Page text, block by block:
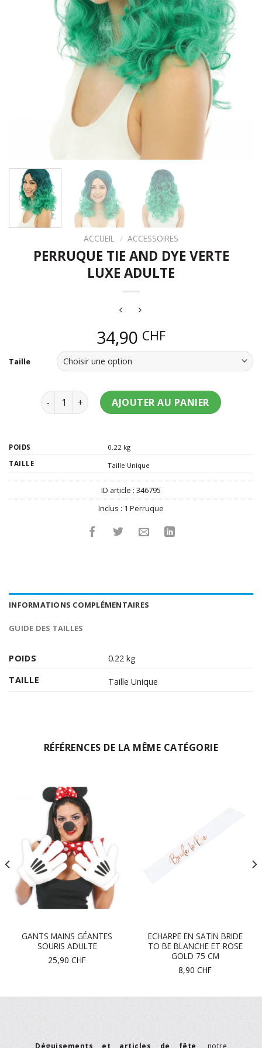
ACCUEIL / ACCESSOIRES
PERRUQUE TIE AND DYE VERTE
LUXE ADULTE
34,90 CHF
Taille
quantité de Perruque tie and dye verte luxe adulte
AJOUTER AU PANIER
POIDS
0.22 kg
TAILLE
Taille Unique
ID article : 346795
Inclus : 1 Perruque
INFORMATIONS COMPLÉMENTAIRES
GUIDE DES TAILLES
POIDS
0.22 kg
TAILLE
Taille Unique
RÉFÉRENCES DE LA MÊME CATÉGORIE
GANTS MAINS GÉANTES
SOURIS ADULTE
25,90 CHF
ECHARPE EN SATIN BRIDE
TO BE BLANCHE ET ROSE
GOLD 75 CM
8,90 CHF
Déguisements et articles de fête , notre